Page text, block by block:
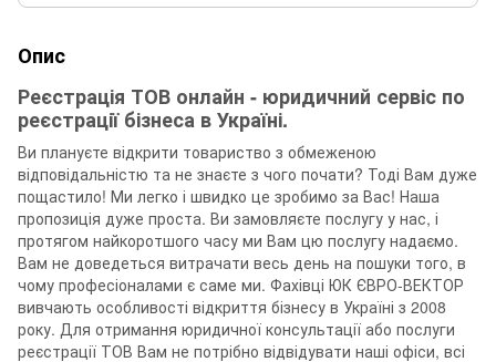
Опис
Реєстрація ТОВ онлайн - юридичний сервіс по
реєстрації бізнеса в Україні.
Ви плануєте відкрити товариство з обмеженою
відповідальністю та не знаєте з чого почати? Тоді Вам дуже
пощастило! Ми легко і швидко це зробимо за Вас! Наша
пропозиція дуже проста. Ви замовляєте послугу у нас, і
протягом найкоротшого часу ми Вам цю послугу надаємо.
Вам не доведеться витрачати весь день на пошуки того, в
чому професіоналами є саме ми. Фахівці ЮК ЄВРО-ВЕКТОР
вивчають особливості відкриття бізнесу в Україні з 2008
року. Для отримання юридичної консультації або послуги
реєстрації ТОВ Вам не потрібно відвідувати наші офіси, всі